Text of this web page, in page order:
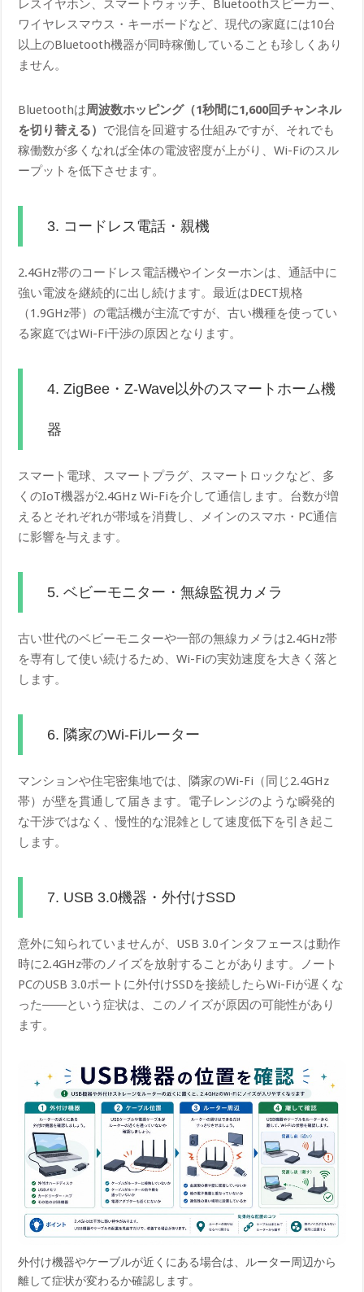
レスイヤホン、スマートウォッチ、Bluetoothスピーカー、
ワイヤレスマウス・キーボードなど、現代の家庭には10台
以上のBluetooth機器が同時稼働していることも珍しくあり
ません。
Bluetoothは周波数ホッピング（1秒間に1,600回チャンネル
を切り替える） で混信を回避する仕組みですが、それでも
稼働数が多くなれば全体の電波密度が上がり、Wi-Fiのスル
ープットを低下させます。
3. コードレス電話・親機
2.4GHz帯のコードレス電話機やインターホンは、通話中に
強い電波を継続的に出し続けます。最近はDECT規格
（1.9GHz帯）の電話機が主流ですが、古い機種を使ってい
る家庭ではWi-Fi干渉の原因となります。
4. ZigBee・Z-Wave以外のスマートホーム機
器
スマート電球、スマートプラグ、スマートロックなど、多
くのIoT機器が2.4GHz Wi-Fiを介して通信します。台数が増
えるとそれぞれが帯域を消費し、メインのスマホ・PC通信
に影響を与えます。
5. ベビーモニター・無線監視カメラ
古い世代のベビーモニターや一部の無線カメラは2.4GHz帯
を専有して使い続けるため、Wi-Fiの実効速度を大きく落と
します。
6. 隣家のWi-Fiルーター
マンションや住宅密集地では、隣家のWi-Fi（同じ2.4GHz
帯）が壁を貫通して届きます。電子レンジのような瞬発的
な干渉ではなく、慢性的な混雑として速度低下を引き起こ
します。
7. USB 3.0機器・外付けSSD
意外に知られていませんが、USB 3.0インタフェースは動作
時に2.4GHz帯のノイズを放射することがあります。ノート
PCのUSB 3.0ポートに外付けSSDを接続したらWi-Fiが遅くな
った――という症状は、このノイズが原因の可能性があり
ます。
外付け機器やケーブルが近くにある場合は、ルーター周辺から
離して症状が変わるか確認します。